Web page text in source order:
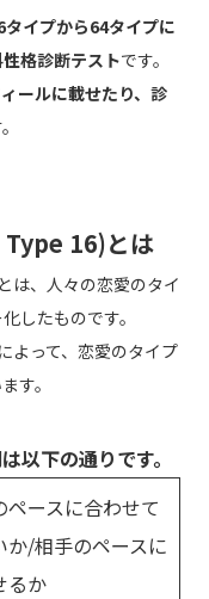
タイプから64タイプに
格診断テストです。
ールに載せたり、診
16)とは
とは、人々の恋愛のタイ
したものです。
よって、恋愛のタイプ
す。
以下の通りです。
ペースに合わせて
か/相手のペースに
るか